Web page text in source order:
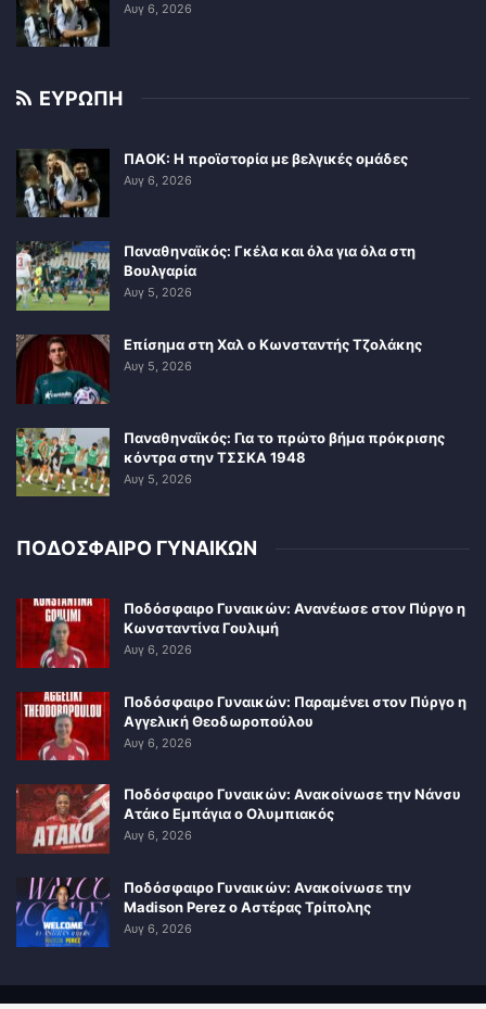
Αυγ 6, 2026
ΕΥΡΩΠΗ
ΠΑΟΚ: Η προϊστορία με βελγικές ομάδες
Αυγ 6, 2026
Παναθηναϊκός: Γκέλα και όλα για όλα στη
Βουλγαρία
Αυγ 5, 2026
Επίσημα στη Χαλ ο Κωνσταντής Τζολάκης
Αυγ 5, 2026
Παναθηναϊκός: Για το πρώτο βήμα πρόκρισης
κόντρα στην ΤΣΣΚΑ 1948
Αυγ 5, 2026
ΠΟΔΟΣΦΑΙΡΟ ΓΥΝΑΙΚΩΝ
Ποδόσφαιρο Γυναικών: Ανανέωσε στον Πύργο η
Κωνσταντίνα Γουλιμή
Αυγ 6, 2026
Ποδόσφαιρο Γυναικών: Παραμένει στον Πύργο η
Αγγελική Θεοδωροπούλου
Αυγ 6, 2026
Ποδόσφαιρο Γυναικών: Ανακοίνωσε την Νάνσυ
Ατάκο Εμπάγια ο Ολυμπιακός
Αυγ 6, 2026
Ποδόσφαιρο Γυναικών: Ανακοίνωσε την
Madison Perez ο Αστέρας Τρίπολης
Αυγ 6, 2026